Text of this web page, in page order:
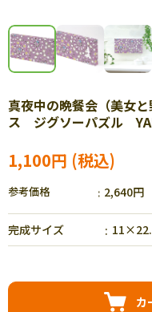
真夜中の晩餐会（美女
ス ジグソーパズル
1,100円
参考価格 2,640円
完成サイズ
カ